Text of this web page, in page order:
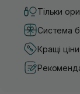
Тільки
Система
Кращі